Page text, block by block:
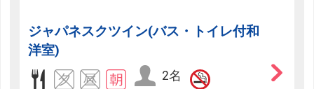
ジャパネスクツイン(バス・トイレ付和
洋室)
2名